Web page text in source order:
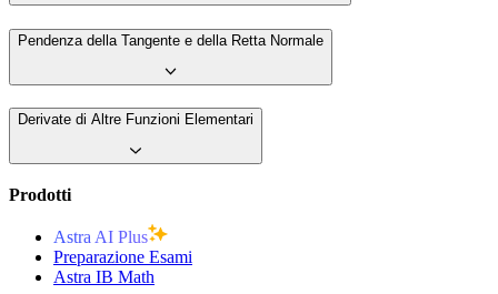
Pendenza della Tangente e della Retta Normale
Derivate di Altre Funzioni Elementari
Prodotti
Astra AI Plus
Preparazione Esami
Astra IB Math